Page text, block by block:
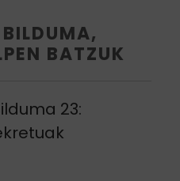
BATZUK
23: